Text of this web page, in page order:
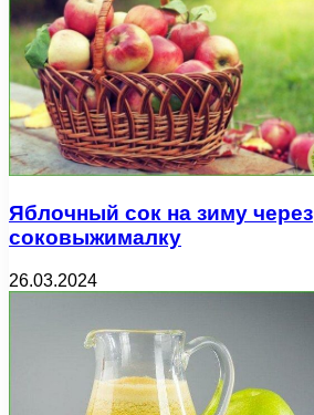
Яблочный сок на зиму через
соковыжималку
26.03.2024